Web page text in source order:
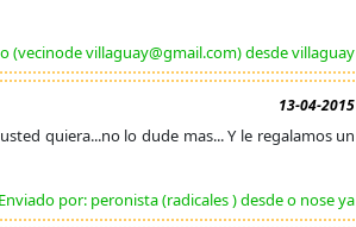
(vecinode villaguay@gmail.com) desde villaguay
13-04-2015
quiera...no lo dude mas... Y le regalamos un
Enviado por: peronista (radicales ) desde o nose ya